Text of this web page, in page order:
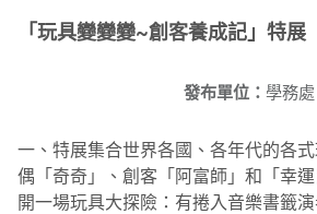
「玩具變變變~創客養成記」特展
發布單位： 學務處
一、特展集合世界各國、各年代的各
偶「奇奇」、創客「阿富師」和「幸
開一場玩具大探險：有捲入音樂書籤